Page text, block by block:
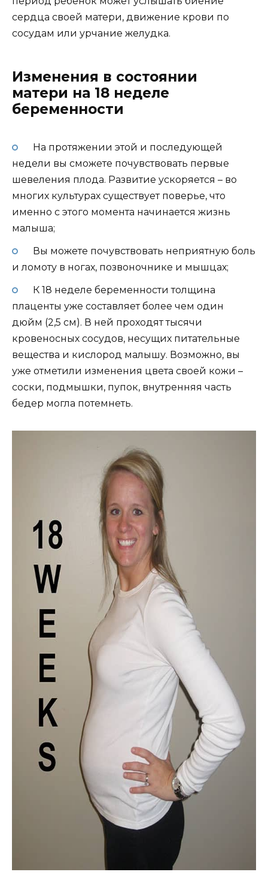
сердца своей матери, движение крови по
сосудам или урчание желудка.
Изменения в состоянии
матери на 18 неделе
беременности
На протяжении этой и последующей
недели вы сможете почувствовать первые
шевеления плода. Развитие ускоряется – во
многих культурах существует поверье, что
именно с этого момента начинается жизнь
малыша;
Вы можете почувствовать неприятную боль
и ломоту в ногах, позвоночнике и мышцах;
К 18 неделе беременности толщина
плаценты уже составляет более чем один
дюйм (2,5 см). В ней проходят тысячи
кровеносных сосудов, несущих питательные
вещества и кислород малышу. Возможно, вы
уже отметили изменения цвета своей кожи –
соски, подмышки, пупок, внутренняя часть
бедер могла потемнеть.